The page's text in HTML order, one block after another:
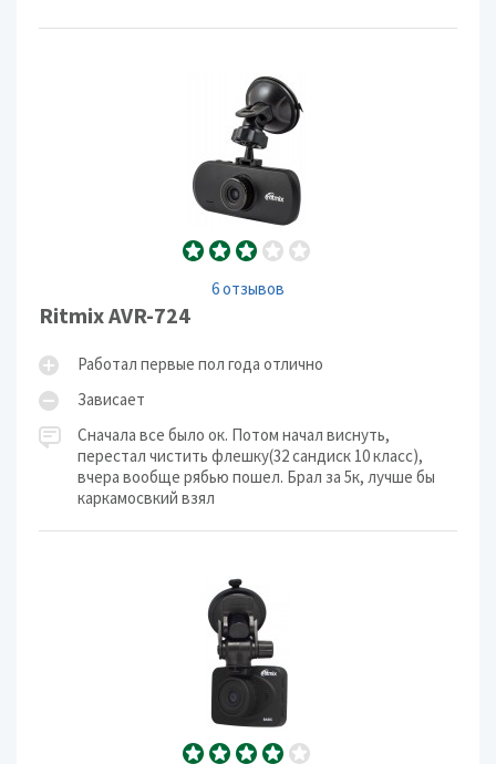
6 отзывов
Ritmix AVR-724
Работал первые пол года отлично
Зависает
Сначала все было ок. Потом начал виснуть,
перестал чистить флешку(32 сандиск 10 класс),
вчера вообще рябью пошел. Брал за 5к, лучше бы
каркамосвкий взял